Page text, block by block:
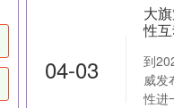
04-03
大
性
到
威发
性进